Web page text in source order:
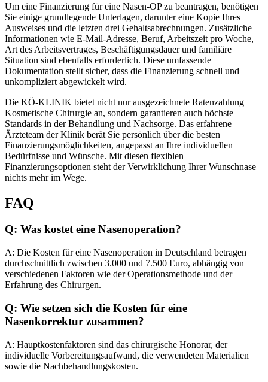
Um eine Finanzierung für eine Nasen-OP zu beantragen, benötigen
Sie einige grundlegende Unterlagen, darunter eine Kopie Ihres
Ausweises und die letzten drei Gehaltsabrechnungen. Zusätzliche
Informationen wie E-Mail-Adresse, Beruf, Arbeitszeit pro Woche,
Art des Arbeitsvertrages, Beschäftigungsdauer und familiäre
Situation sind ebenfalls erforderlich. Diese umfassende
Dokumentation stellt sicher, dass die Finanzierung schnell und
unkompliziert abgewickelt wird.
Die KÖ-KLINIK bietet nicht nur ausgezeichnete Ratenzahlung
Kosmetische Chirurgie an, sondern garantieren auch höchste
Standards in der Behandlung und Nachsorge. Das erfahrene
Ärzteteam der Klinik berät Sie persönlich über die besten
Finanzierungsmöglichkeiten, angepasst an Ihre individuellen
Bedürfnisse und Wünsche. Mit diesen flexiblen
Finanzierungsoptionen steht der Verwirklichung Ihrer Wunschnase
nichts mehr im Wege.
FAQ
Q: Was kostet eine Nasenoperation?
A: Die Kosten für eine Nasenoperation in Deutschland betragen
durchschnittlich zwischen 3.000 und 7.500 Euro, abhängig von
verschiedenen Faktoren wie der Operationsmethode und der
Erfahrung des Chirurgen.
Q: Wie setzen sich die Kosten für eine
Nasenkorrektur zusammen?
A: Hauptkostenfaktoren sind das chirurgische Honorar, der
individuelle Vorbereitungsaufwand, die verwendeten Materialien
sowie die Nachbehandlungskosten.